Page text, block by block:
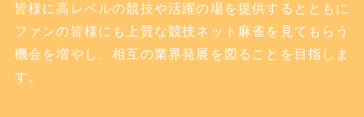
皆様に高レベルの競技や活躍の場を提供するとともに
ファンの皆様にも上質な競技ネット麻雀を見てもらう
機会を増やし
、相互の業界発展を図ることを目指しま
す。